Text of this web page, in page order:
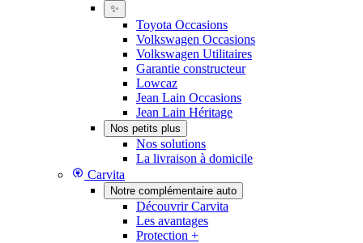
✨
Toyota Occasions
Volkswagen Occasions
Volkswagen Utilitaires
Garantie constructeur
Lowcaz
Jean Lain Occasions
Jean Lain Héritage
Nos petits plus
Nos solutions
La livraison à domicile
Carvita
Notre complémentaire auto
Découvrir Carvita
Les avantages
Protection +